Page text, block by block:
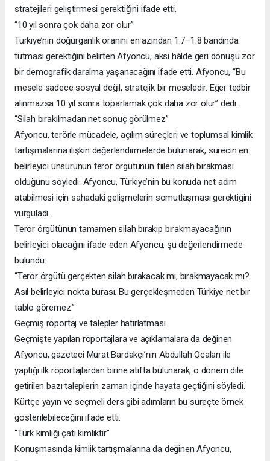
stratejileri geliştirmesi gerektiğini ifade etti.
“10 yıl sonra çok daha zor olur”
Türkiye’nin doğurganlık oranını en azından 1.7–1.8 bandında
tutması gerektiğini belirten Afyoncu, aksi hâlde geri dönüşü zor
bir demografik daralma yaşanacağını ifade etti. Afyoncu, “Bu
mesele sadece sosyal değil, stratejik bir meseledir. Eğer tedbir
alınmazsa 10 yıl sonra toparlamak çok daha zor olur” dedi.
“Silah bırakılmadan net sonuç görülmez”
Afyoncu, terörle mücadele, açılım süreçleri ve toplumsal kimlik
tartışmalarına ilişkin değerlendirmelerde bulunarak, sürecin en
belirleyici unsurunun terör örgütünün fiilen silah bırakması
olduğunu söyledi. Afyoncu, Türkiye’nin bu konuda net adım
atabilmesi için sahadaki gelişmelerin somutlaşması gerektiğini
vurguladı.
Terör örgütünün tamamen silah bırakıp bırakmayacağının
belirleyici olacağını ifade eden Afyoncu, şu değerlendirmede
bulundu:
“Terör örgütü gerçekten silah bırakacak mı, bırakmayacak mı?
Asıl belirleyici nokta burası. Bu gerçekleşmeden Türkiye net bir
tablo göremez.”
Geçmiş röportaj ve talepler hatırlatması
Geçmişte yapılan röportajlara ve açıklamalara da değinen
Afyoncu, gazeteci Murat Bardakçı’nın Abdullah Öcalan ile
yaptığı ilk röportajlardan birine atıfta bulunarak, o dönem dile
getirilen bazı taleplerin zaman içinde hayata geçtiğini söyledi.
Kürtçe yayın ve seçmeli ders gibi adımların bu süreçte örnek
gösterilebileceğini ifade etti.
“Türk kimliği çatı kimliktir”
Konuşmasında kimlik tartışmalarına da değinen Afyoncu,